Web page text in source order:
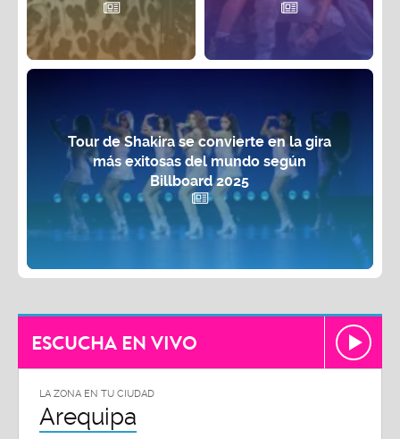
Tour de Shakira se convierte en la gira
más exitosas del mundo según
Billboard 2025
ESCUCHA EN VIVO
LA ZONA EN TU CIUDAD
Arequipa